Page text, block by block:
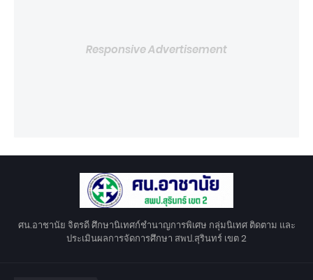
Responsive Advertisement
ศน.อาชานัย จิตรดี ศึกษานิเทศก์ชำนาญการพิเศษ กลุ่มนิเทศ ติดตาม และ
ประเมินผลการจัดการศึกษา สพป.สุรินทร์ เขต 2